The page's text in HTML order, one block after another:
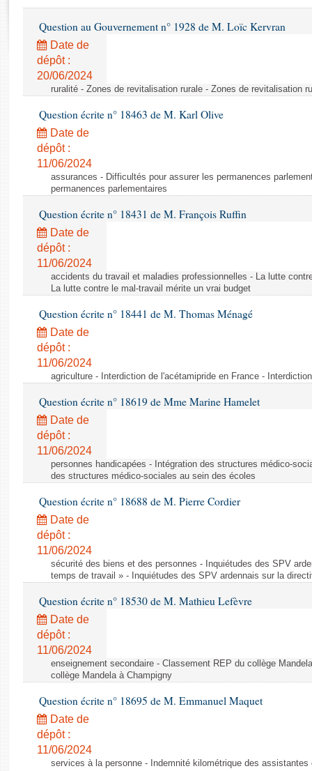
Baromètre de l’application des lois
Dossiers législatifs
Budget et sécurité sociale
Questions écrites et orales
Comptes rendus des débats
Question au Gouvernement n° 1928 de M. Loïc Kervran
Date de
dépôt :
20/06/2024
ruralité - Zones de revitalisation rurale - Zones de revitalisation
Question écrite n° 18463 de M. Karl Olive
Date de
dépôt :
11/06/2024
assurances - Difficultés pour assurer les permanences
permanences parlementaires
Question écrite n° 18431 de M. François Ruffin
Date de
dépôt :
11/06/2024
accidents du travail et maladies professionnelles - La lutte
La lutte contre le mal-travail mérite un vrai budget
Question écrite n° 18441 de M. Thomas Ménagé
Date de
dépôt :
11/06/2024
agriculture - Interdiction de l'acétamipride en France -
Question écrite n° 18619 de Mme Marine Hamelet
Date de
dépôt :
11/06/2024
personnes handicapées - Intégration des structures médico-
des structures médico-sociales au sein des écoles
Question écrite n° 18688 de M. Pierre Cordier
Date de
dépôt :
11/06/2024
sécurité des biens et des personnes - Inquiétudes des SPV
temps de travail » - Inquiétudes des SPV ardennais sur la
Question écrite n° 18530 de M. Mathieu Lefèvre
Date de
dépôt :
11/06/2024
enseignement secondaire - Classement REP du collège
collège Mandela à Champigny
Question écrite n° 18695 de M. Emmanuel Maquet
Date de
dépôt :
11/06/2024
services à la personne - Indemnité kilométrique des